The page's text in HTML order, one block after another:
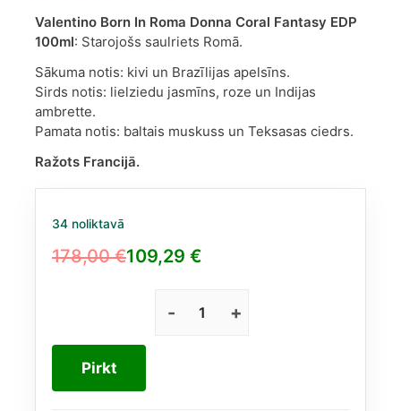
Valentino Born In Roma Donna Coral Fantasy EDP
100ml: Starojošs saulriets Romā.
Sākuma notis: kivi un Brazīlijas apelsīns.
Sirds notis: lielziedu jasmīns, roze un Indijas
ambrette.
Pamata notis: baltais muskuss un Teksasas ciedrs.
Ražots Francijā.
34 noliktavā
178,00€
Original
178,00 €.
109,29 €
Current
109,29 €.
Valentino
Pirkt